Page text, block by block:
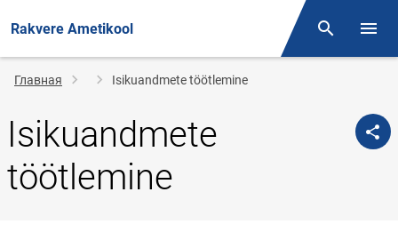
Rakvere Ametikool Поиск
Строка
навигации
Главная Isikuandmete töötlemine
Isikuandmete
töötlemine